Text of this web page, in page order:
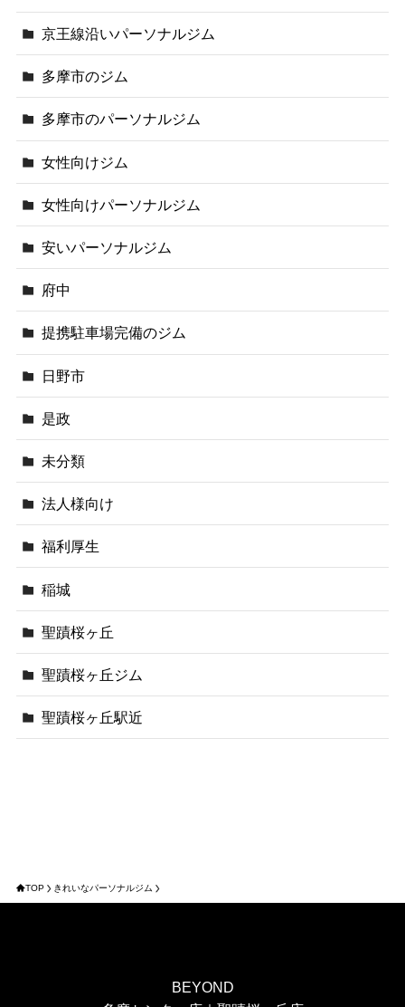
京王線沿いパーソナルジム
多摩市のジム
多摩市のパーソナルジム
女性向けジム
女性向けパーソナルジム
安いパーソナルジム
府中
提携駐車場完備のジム
日野市
是政
未分類
法人様向け
福利厚生
稲城
聖蹟桜ヶ丘
聖蹟桜ヶ丘ジム
聖蹟桜ヶ丘駅近
TOP きれいなパーソナルジム
BEYOND